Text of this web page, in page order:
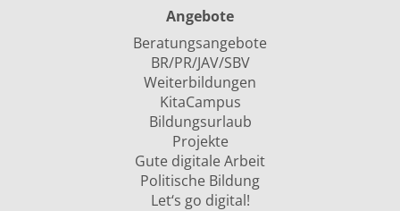
Angebote
Beratungsangebote
BR/PR/JAV/SBV
Weiterbildungen
KitaCampus
Bildungsurlaub
Projekte
Gute digitale Arbeit
Politische Bildung
Let‘s go digital!